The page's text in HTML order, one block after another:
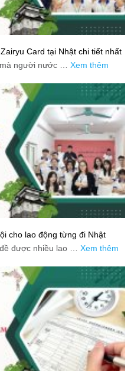
Card tại Nhật chi tiết nhất
người nước … Xem thêm
cho lao động từng đi Nhật
được nhiều lao … Xem thêm